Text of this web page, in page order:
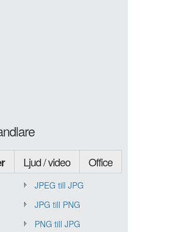
Ljud / video Office
JPEG till JPG
JPG till PNG
PNG till JPG